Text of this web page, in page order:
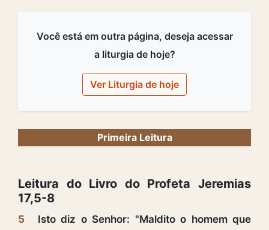
Você está em outra página, deseja acessar
a liturgia de hoje?
Ver Liturgia de hoje
Primeira Leitura
Leitura do Livro do Profeta Jeremias
17,5-8
5
Isto diz o Senhor: "Maldito o homem que